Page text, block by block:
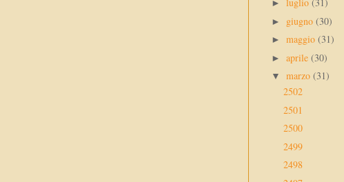
►
► giugno (30)
► maggio (31)
► aprile (30)
▼ marzo (31)
2502
2501
2500
2499
2498